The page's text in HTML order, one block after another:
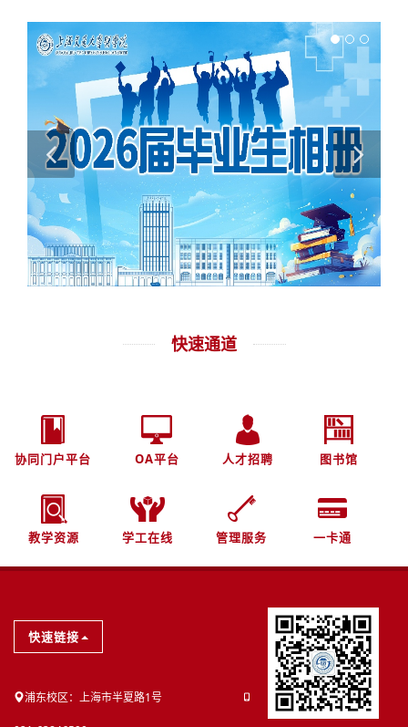
快速通道
协同门户平台 OA平台 人才招聘 图书馆
教学资源 学工在线 管理服务 一卡通
快速链接
浦东校区：上海市半夏路1号